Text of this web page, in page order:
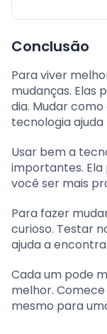
Conclusão
Para viver
mudanças. Elas
dia. Mudar
tecnologia ajuda
Usar bem a
importantes. Ela
você ser mais
Para fazer
curioso. Testar
ajuda a
Cada um pode
melhor.
mesmo para